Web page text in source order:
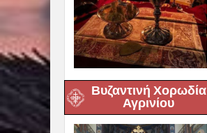
Βυζαντινή Χορωδία
Αγρινίου